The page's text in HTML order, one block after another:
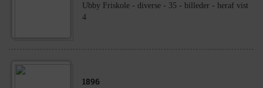
Ubby Friskole - diverse - 35 - billeder - heraf vist
4
1896